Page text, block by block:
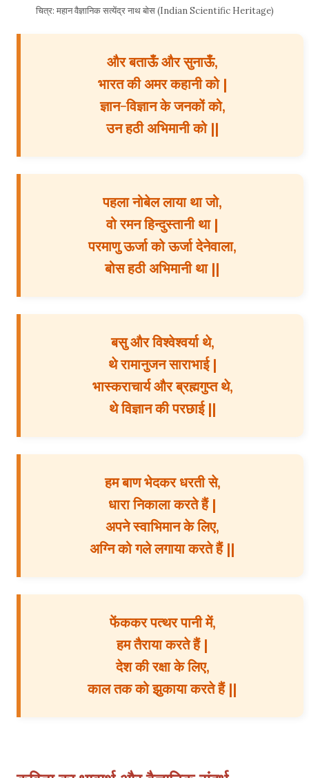
चित्र: महान वैज्ञानिक सत्येंद्र नाथ बोस (Indian Scientific Heritage)
और बताऊँ और सुनाऊँ,
भारत की अमर कहानी को |
ज्ञान-विज्ञान के जनकों को,
उन हठी अभिमानी को ||
पहला नोबेल लाया था जो,
वो रमन हिन्दुस्तानी था |
परमाणु ऊर्जा को ऊर्जा देनेवाला,
बोस हठी अभिमानी था ||
बसु और विश्वेश्वर्या थे,
थे रामानुजन साराभाई |
भास्कराचार्य और ब्रह्मगुप्त थे,
थे विज्ञान की परछाई ||
हम बाण भेदकर धरती से,
धारा निकाला करते हैं |
अपने स्वाभिमान के लिए,
अग्नि को गले लगाया करते हैं ||
फेंककर पत्थर पानी में,
हम तैराया करते हैं |
देश की रक्षा के लिए,
काल तक को झुकाया करते हैं ||